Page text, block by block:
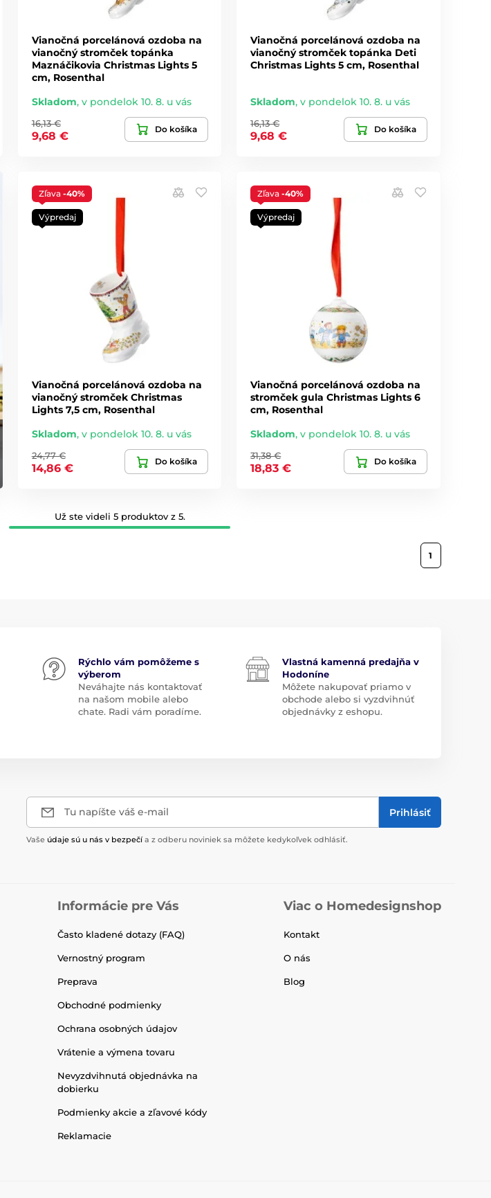
Vianočná porcelánová ozdoba na
vianočný stromček topánka
Maznáčikovia Christmas Lights 5
cm, Rosenthal
Skladom, v pondelok 10. 8. u vás
16,13 €
9,68 €
Do košíka
Vianočná porcelánová ozdoba na
vianočný stromček topánka Deti
Christmas Lights 5 cm, Rosenthal
Skladom,v pondelok 10. 8. u vás
16,13 €
9,68 €
Do košíka
Zľava -40%
Výpredaj
Vianočná porcelánová ozdoba na
vianočný stromček Christmas
Lights 7,5 cm, Rosenthal
Skladom, v pondelok 10. 8. u vás
24,77 €
14,86 €
Do košíka
Zľava-40%
Výpredaj
Vianočná porcelánová ozdoba na
stromček gula Christmas Lights 6
cm, Rosenthal
Skladom,v pondelok 10. 8. u vás
31,38 €
18,83 €
Do košíka
Už ste videli 5 produktov z 5.
1
Rýchlo vám pomôžeme s
výberom
Neváhajte nás kontaktovať
na našom mobile alebo
chate. Radi vám poradíme.
Vlastná kamenná predajňa v
Hodoníne
Môžete nakupovať priamo v
obchode alebo si vyzdvihnúť
objednávky z eshopu.
Tu napíšte váš e-mail Prihlásiť
Vaše údaje sú u nás v bezpečí a z odberu noviniek sa môžete kedykoľvek odhlásiť.
Informácie pre Vás
Často kladené dotazy (FAQ)
Vernostný program
Preprava
Obchodné podmienky
Ochrana osobných údajov
Vrátenie a výmena tovaru
Nevyzdvihnutá objednávka na
dobierku
Podmienky akcie a zľavové kódy
Reklamacie
Viac o Homedesignshop
Kontakt
O nás
Blog